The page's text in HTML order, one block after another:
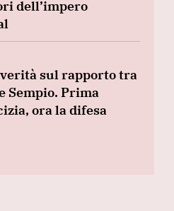
dell’impero
sul rapporto tra
Sempio. Prima
ora la difesa